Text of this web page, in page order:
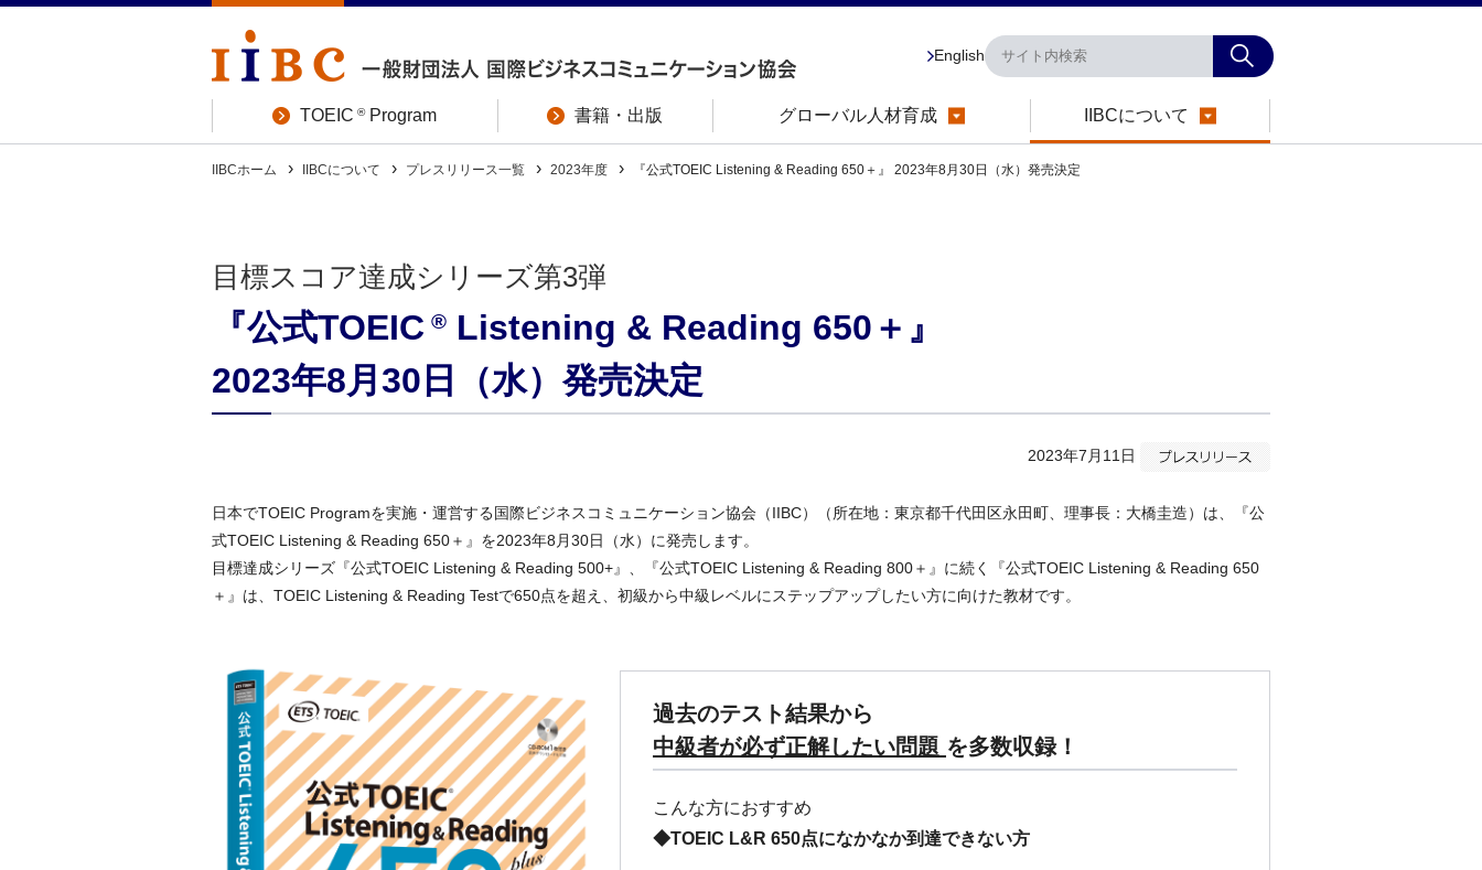
English
TOEIC ®Program 書籍・出版 グローバル人材育成 IIBCについて
IIBCホーム IIBCについて プレスリリース一覧 2023年度 『公式TOEIC Listening & Reading 650＋』 2023年8月30日（水）発売決定
目標スコア達成シリーズ第3弾
『公式TOEIC ®Listening & Reading 650＋』
2023年8月30日（水）発売決定
2023年7月11日
日本でTOEIC Programを実施・運営する国際ビジネスコミュニケーション協会（IIBC）（所在地：東京都千代田区永田町、理事長：大橋圭造）は、『公
式TOEIC Listening & Reading 650＋』を2023年8月30日（水）に発売します。
目標達成シリーズ『公式TOEIC Listening & Reading 500+』、『公式TOEIC Listening & Reading 800＋』に続く『公式TOEIC Listening & Reading 650
＋』は、TOEIC Listening & Reading Testで650点を超え、初級から中級レベルにステップアップしたい方に向けた教材です。
過去のテスト結果から
中級者が必ず正解したい問題 を多数収録！
こんな方におすすめ
◆TOEIC L&R 650点になかなか到達できない方